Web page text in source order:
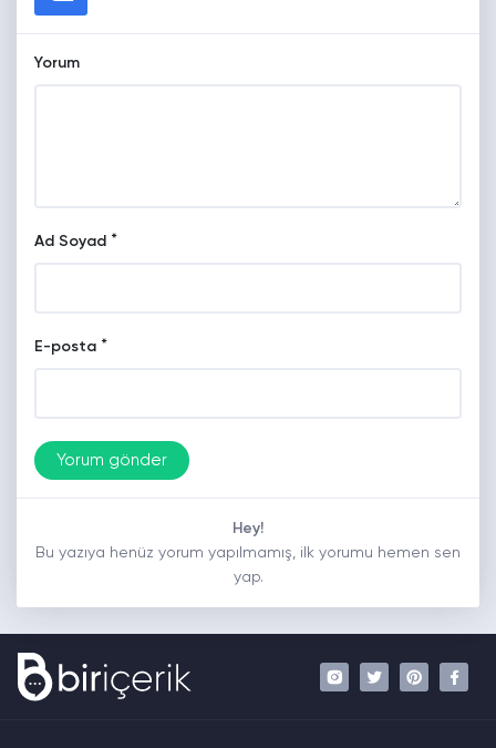
Yorum
Ad Soyad *
E-posta *
Hey!
Bu yazıya henüz yorum yapılmamış, ilk yorumu hemen sen
yap.